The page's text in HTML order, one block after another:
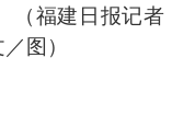
（福建日报记者
图）